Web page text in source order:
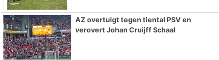
AZ overtuigt tegen tiental PSV en
verovert Johan Cruijff Schaal